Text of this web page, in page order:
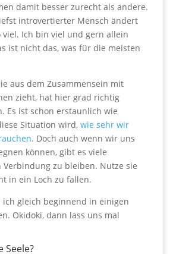
damit besser zurecht als andere.
introvertierter Mensch ändert
viel. Ich bin viel und gern allein
ist nicht das, was für die meisten
aus dem Zusammensein mit
zieht, hat hier grad richtig
Es ist schon erstaunlich wie
Situation wird, wie sehr wir
. Doch auch wenn wir uns
können, gibt es viele
Verbindung zu bleiben. Nutze sie
in ein Loch zu fallen.
ich gleich beginnend in einigen
Okidoki, dann lass uns mal
Seele?